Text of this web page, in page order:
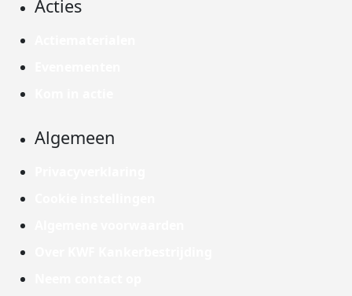
Acties
Algemeen